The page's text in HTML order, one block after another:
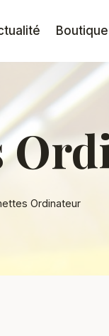
Boutique
Ordinateur